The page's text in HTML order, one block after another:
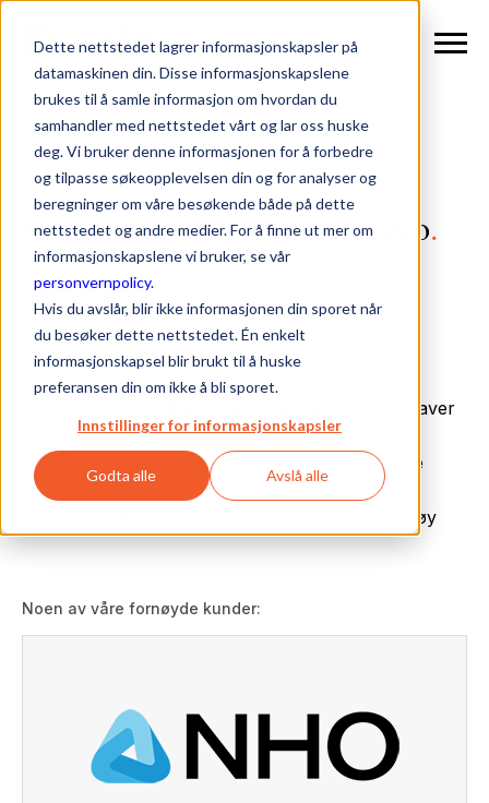
Dette nettstedet lagrer informasjonskapsler på
datamaskinen din. Disse informasjonskapslene
brukes til å samle informasjon om hvordan du
samhandler med nettstedet vårt og lar oss huske
deg. Vi bruker denne informasjonen for å forbedre
og tilpasse søkeopplevelsen din og for analyser og
beregninger om våre besøkende både på dette
nettstedet og andre medier. For å finne ut mer om
informasjonskapslene vi bruker, se vår
personvernpolicy.
Hvis du avslår, blir ikke informasjonen din sporet når
du besøker dette nettstedet. Én enkelt
informasjonskapsel blir brukt til å huske
preferansen din om ikke å bli sporet.
Innstillinger for informasjonskapsler
Godta alle Avslå alle
PRØV PROVISO I 30 DAGER
Start enkostnadsfriprøvekonto.
Få en introduksjon til arrangementsplattformen
Proviso.
I prøveperioden vil du lære hvordan du kan:
Spare tid ved å automatisere manuelle oppgaver
Få bedre oversikt over arrangementene dine
Løfte deltakeropplevelsen med digitale verktøy
Noen av våre fornøyde kunder: